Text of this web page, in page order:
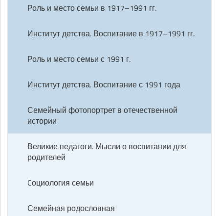
Роль и место семьи в 1917–1991 гг.
Институт детства. Воспитание в 1917–1991 гг.
Роль и место семьи с 1991 г.
Институт детства. Воспитание с 1991 года
Семейный фотопортрет в отечественной
истории
Великие педагоги. Мысли о воспитании для
родителей
Cоциология семьи
Семейная родословная